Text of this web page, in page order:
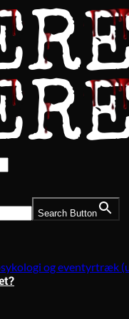
Search Button
og eventyrtræk